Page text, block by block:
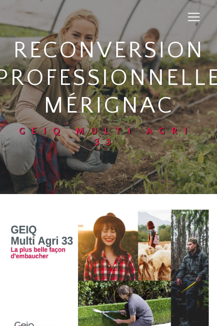
RECONVERSION
MÉRIGNAC
GEIQ MULTI AGRI
33
Panneau de gestion des cookies